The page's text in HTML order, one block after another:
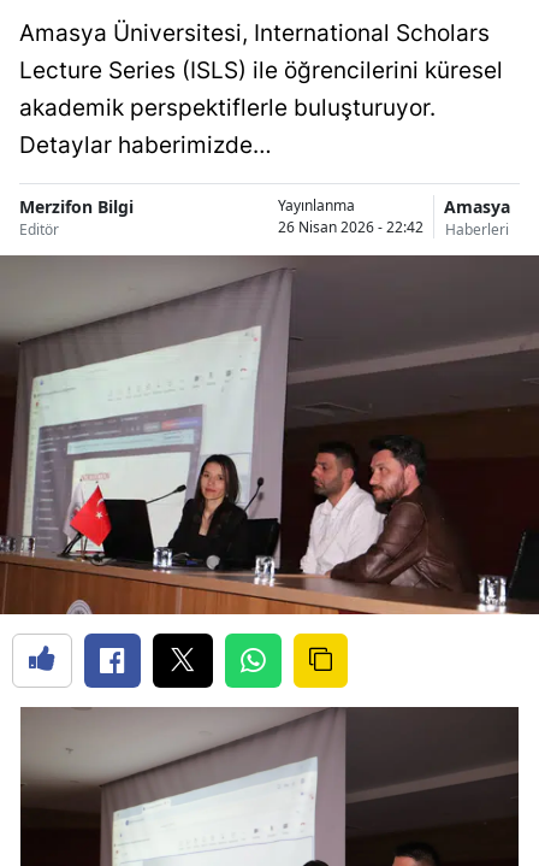
Amasya Üniversitesi, International Scholars
Lecture Series (ISLS) ile öğrencilerini küresel
akademik perspektiflerle buluşturuyor.
Detaylar haberimizde…
Merzifon Bilgi
Editör
Yayınlanma
26 Nisan 2026 - 22:42
Amasya
Haberleri